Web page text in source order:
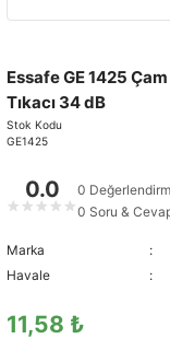
Essafe GE 1425
Tıkacı 34 dB
Stok Kodu
GE1425
0.0
★ ★ ★ ★ ★
0
0 Soru &
Marka
Havale
11,58 ₺